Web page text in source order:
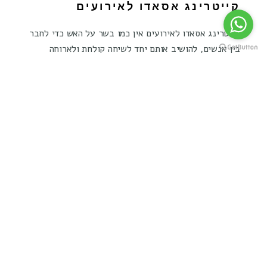
קייטרינג אסאדו לאירועים
קייטרינג אסאדו לאירועים אין כמו בשר על האש כדי לחבר
בין אנשים, להושיב אותם יחד לשיחה קולחת ולארוחה